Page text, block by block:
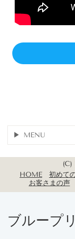
MENU
(C)
HOME
初めて
お客さまの声
ブループ